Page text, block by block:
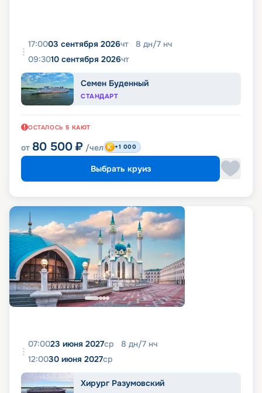
17:0003 сентября 2026чт 8 дн/7 нч
09:3010 сентября 2026чт
Семен Буденный
СТАНДАРТ
ОСТАЛОСЬ 5 КАЮТ
от 80 500 ₽ /чел +1 000
Выбрать круиз
07:0023 июня 2027ср 8 дн/7 нч
12:0030 июня 2027ср
Хирург Разумовский